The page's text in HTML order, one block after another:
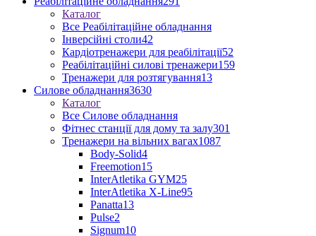
Каталог
Все Реабілітаційне обладнання
Інверсійні столи42
Кардіотренажери для реабілітації52
Реабілітаційні силові тренажери159
Тренажери для розтягування13
Силове обладнання3630
Каталог
Все Силове обладнання
Фітнес станції для дому та залу301
Тренажери на вільних вагах1087
Body-Solid4
Freemotion15
InterAtletika GYM25
InterAtletika X-Line95
Panatta13
Pulse2
Signum10